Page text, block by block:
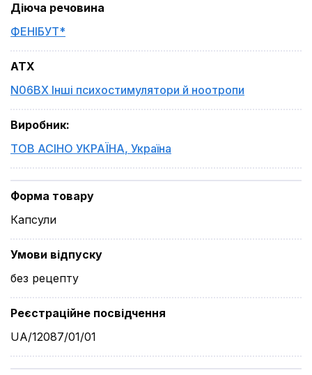
Діюча речовина
ФЕНІБУТ*
ATX
N06BX Інші психостимулятори й ноотропи
Виробник:
ТОВ АСІНО УКРАЇНА, Україна
Форма товару
Капсули
Умови відпуску
без рецепту
Реєстраційне посвідчення
UA/12087/01/01